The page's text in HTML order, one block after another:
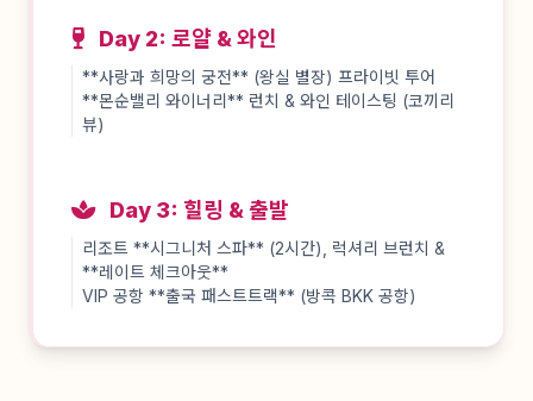
Day 2: 로얄 & 와인
**사랑과 희망의 궁전** (왕실 별장) 프라이빗 투어
**몬순밸리 와이너리** 런치 & 와인 테이스팅 (코끼리
뷰)
Day 3: 힐링 & 출발
리조트 **시그니처 스파** (2시간), 럭셔리 브런치 &
**레이트 체크아웃**
VIP 공항 **출국 패스트트랙** (방콕 BKK 공항)